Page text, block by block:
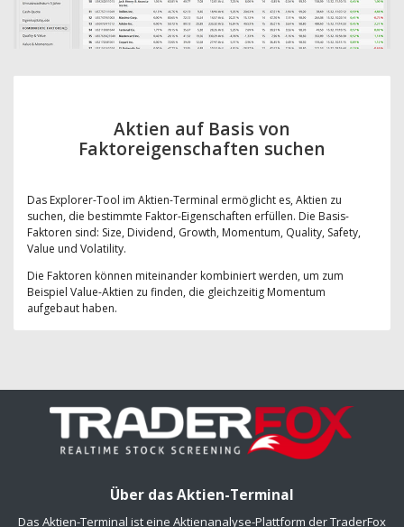
Aktien auf Basis von
Faktoreigenschaften suchen
Das Explorer-Tool im Aktien-Terminal ermöglicht es, Aktien zu
suchen, die bestimmte Faktor-Eigenschaften erfüllen. Die Basis-
Faktoren sind: Size, Dividend, Growth, Momentum, Quality, Safety,
Value und Volatility.
Die Faktoren können miteinander kombiniert werden, um zum
Beispiel Value-Aktien zu finden, die gleichzeitig Momentum
aufgebaut haben.
Über das Aktien-Terminal
Das Aktien-Terminal ist eine Aktienanalyse-Plattform der TraderFox